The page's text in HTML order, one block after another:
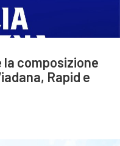
composizione
Rapid e